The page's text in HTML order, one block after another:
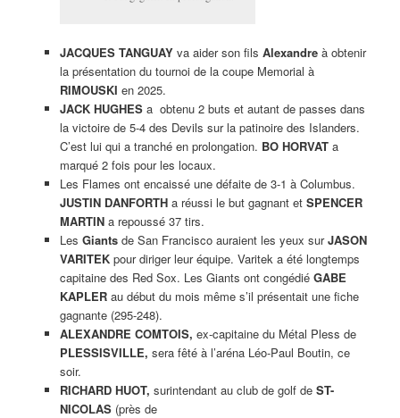
JACQUES TANGUAY va aider son fils Alexandreà obtenir
la présentation du tournoi de la coupe Memorial à
RIMOUSKI en 2025.
JACK HUGHESa obtenu 2 buts et autant de passes dans
la victoire de 5-4 des Devils sur la patinoire des Islanders.
C’est lui qui a tranché en prolongation. BO HORVATa
marqué 2 fois pour les locaux.
Les Flames ont encaissé une défaite de 3-1 à Columbus.
JUSTIN DANFORTHa réussi le but gagnant et SPENCER
MARTINa repoussé 37 tirs.
Les Giantsde San Francisco auraient les yeux surJASON
VARITEKpour diriger leur équipe. Varitek a été longtemps
capitaine des Red Sox. Les Giants ont congédié GABE
KAPLERau début du mois même s’il présentait une fiche
gagnante (295-248).
ALEXANDRE COMTOIS, ex-capitaine du Métal Pless de
PLESSISVILLE, sera fêté à l’aréna Léo-Paul Boutin, ce
soir.
RICHARD HUOT, surintendant au club de golf de ST-
NICOLAS(près de